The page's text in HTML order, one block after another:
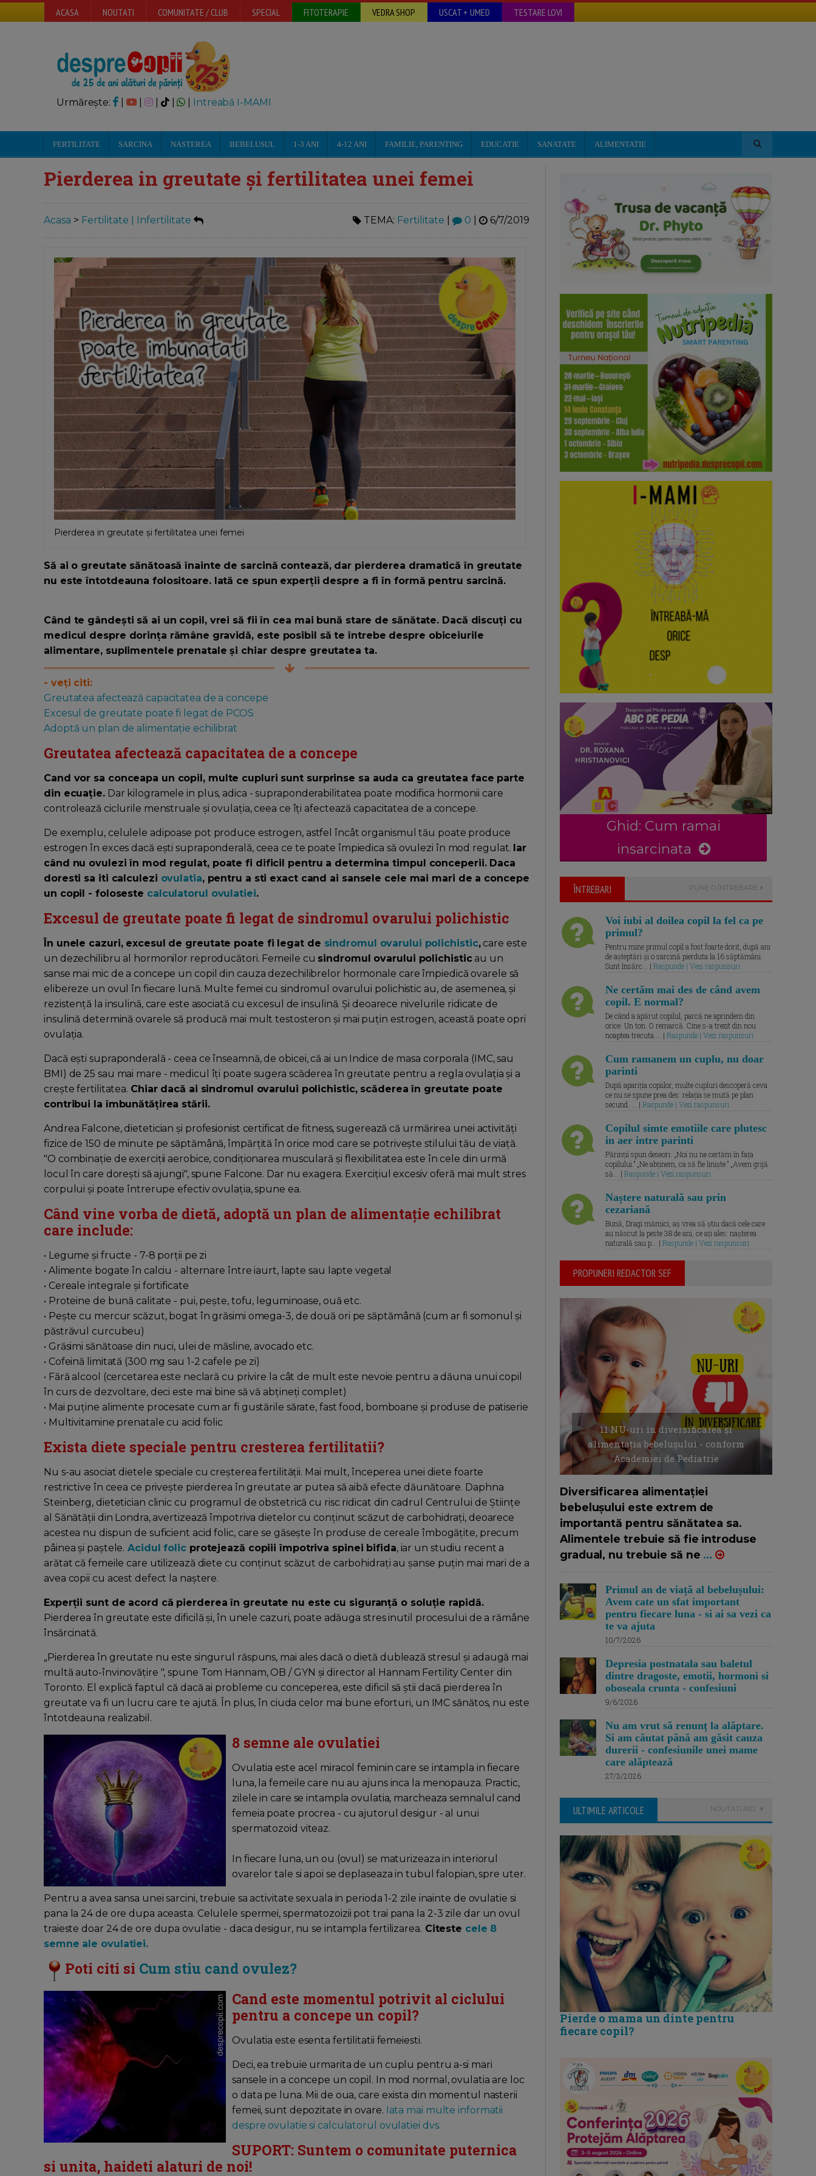
ACASA NOUTATI COMUNITATE / CLUB SPECIAL FITOTERAPIE VEDRA SHOP USCAT + UMED TESTARE LOVI
Urmărește: | | Intreabă I-MAMI
FERTILITATE SARCINA NASTEREA BEBELUSUL 1-3 ANI 4-12 ANI FAMILIE, PARENTING EDUCATIE SANATATE ALIMENTATIE
Pierderea in greutate și fertilitatea unei femei
Acasa > Fertilitate | Infertilitate TEMA: Fertilitate 0 6/7/2019
Pierderea in greutate și fertilitatea unei femei
Să ai o greutate sănătoasă înainte de sarcină contează, dar pierderea dramatică în greutate
nu este întotdeauna folositoare. Iată ce spun experții despre a fi în formă pentru sarcină.
Când te gândești să ai un copil, vrei să fii în cea mai bună stare de sănătate. Dacă discuţi cu
medicul despre dorinţa rămâne gravidă, este posibil să te întrebe despre obiceiurile
alimentare, suplimentele prenatale și chiar despre greutatea ta.
- veţi citi:
Greutatea afectează capacitatea de a concepe
Excesul de greutate poate fi legat de PCOS
Adoptă un plan de alimentație echilibrat
Greutatea afectează capacitatea de a concepe
Cand vor sa conceapa un copil, multe cupluri sunt surprinse sa auda ca greutatea face parte
din ecuație.Dar kilogramele in plus, adica - supraponderabilitatea poate modifica hormonii care
controlează ciclurile menstruale și ovulația, ceea ce îţi afectează capacitatea de a concepe.
De exemplu, celulele adipoase pot produce estrogen, astfel încât organismul tău poate produce
estrogen în exces dacă eşti supraponderală, ceea ce te poate împiedica să ovulezi în mod regulat. Iar
când nu ovulezi în mod regulat, poate fi dificil pentru a determina timpul conceperii. Daca
doresti sa iti calculezi ovulatia, pentru a sti exact cand ai sansele cele mai mari de a concepe
un copil - foloseste calculatorul ovulatiei.
Excesul de greutate poate fi legat de sindromul ovarului polichistic
În unele cazuri, excesul de greutate poate fi legat de sindromul ovarului polichistic,care este
un dezechilibru al hormonilor reproducători. Femeile cu sindromul ovarului polichisticau un
sanse mai mic de a concepe un copil din cauza dezechilibrelor hormonale care împiedică ovarele să
elibereze un ovul în fiecare lună. Multe femei cu sindromul ovarului polichistic au, de asemenea, şi
rezistență la insulină, care este asociată cu excesul de insulină. Și deoarece nivelurile ridicate de
insulină determină ovarele să producă mai mult testosteron și mai puțin estrogen, această poate opri
ovulația.
Dacă eşti supraponderală - ceea ce înseamnă, de obicei, că ai un Indice de masa corporala (IMC, sau
BMI) de 25 sau mai mare - medicul îţi poate sugera scăderea în greutate pentru a regla ovulația și a
crește fertilitatea. Chiar dacă ai sindromul ovarului polichistic, scăderea în greutate poate
contribui la îmbunătățirea stării.
Andrea Falcone, dietetician și profesionist certificat de fitness, sugerează că urmărirea unei activităţi
fizice de 150 de minute pe săptămână, împărțită în orice mod care se potrivește stilului tău de viață.
"O combinație de exerciții aerobice, condiționarea musculară și flexibilitatea este în cele din urmă
locul în care doreşti să ajungi", spune Falcone. Dar nu exagera. Exercițiul excesiv oferă mai mult stres
corpului și poate întrerupe efectiv ovulația, spune ea.
Când vine vorba de dietă, adoptă un plan de alimentație echilibrat
care include:
• Legume și fructe - 7-8 porții pe zi
• Alimente bogate în calciu - alternare între iaurt, lapte sau lapte vegetal
• Cereale integrale și fortificate
• Proteine de bună calitate - pui, pește, tofu, leguminoase, ouă etc.
• Peşte cu mercur scăzut, bogat în grăsimi omega-3, de două ori pe săptămână (cum ar fi somonul și
păstrăvul curcubeu)
• Grăsimi sănătoase din nuci, ulei de măsline, avocado etc.
• Cofeină limitată (300 mg sau 1-2 cafele pe zi)
• Fără alcool (cercetarea este neclară cu privire la cât de mult este nevoie pentru a dăuna unui copil
în curs de dezvoltare, deci este mai bine să vă abțineți complet)
• Mai puține alimente procesate cum ar fi gustările sărate, fast food, bomboane și produse de patiserie
• Multivitamine prenatale cu acid folic
Exista diete speciale pentru cresterea fertilitatii?
Nu s-au asociat dietele speciale cu creșterea fertilității. Mai mult, începerea unei diete foarte
restrictive în ceea ce privește pierderea în greutate ar putea să aibă efecte dăunătoare. Daphna
Steinberg, dietetician clinic cu programul de obstetrică cu risc ridicat din cadrul Centrului de Științe
al Sănătății din Londra, avertizează împotriva dietelor cu conținut scăzut de carbohidrați, deoarece
acestea nu dispun de suficient acid folic, care se găsește în produse de cereale îmbogățite, precum
pâinea și paștele. Acidul folicprotejează copiii împotriva spinei bifida, iar un studiu recent a
arătat că femeile care utilizează diete cu conținut scăzut de carbohidrați au şanse puţin mai mari de a
avea copii cu acest defect la naștere.
Experții sunt de acord că pierderea în greutate nu este cu siguranță o soluție rapidă.
Pierderea în greutate este dificilă și, în unele cazuri, poate adăuga stres inutil procesului de a rămâne
însărcinată.
„Pierderea în greutate nu este singurul răspuns, mai ales dacă o dietă dublează stresul și adaugă mai
multă auto-învinovăţire ", spune Tom Hannam, OB / GYN și director al Hannam Fertility Center din
Toronto. El explică faptul că dacă ai probleme cu conceperea, este dificil să știi dacă pierderea în
greutate va fi un lucru care te ajută. În plus, în ciuda celor mai bune eforturi, un IMC sănătos, nu este
întotdeauna realizabil.
8 semne ale ovulatiei
Ovulatia este acel miracol feminin care se intampla in fiecare
luna, la femeile care nu au ajuns inca la menopauza. Practic,
zilele in care se intampla ovulatia, marcheaza semnalul cand
femeia poate procrea - cu ajutorul desigur - al unui
spermatozoid viteaz.
In fiecare luna, un ou (ovul) se maturizeaza in interiorul
ovarelor tale si apoi se deplaseaza in tubul falopian, spre uter.
Pentru a avea sansa unei sarcini, trebuie sa activitate sexuala in perioda 1-2 zile inainte de ovulatie si
pana la 24 de ore dupa aceasta. Celulele spermei, spermatozoizii pot trai pana la 2-3 zile dar un ovul
traieste doar 24 de ore dupa ovulatie - daca desigur, nu se intampla fertilizarea. Citeste cele 8
semne ale ovulatiei.
Poti citi si Cum stiu cand ovulez?
Cand este momentul potrivit al ciclului
pentru a concepe un copil?
Ovulatia este esenta fertilitatii femeiesti.
Deci, ea trebuie urmarita de un cuplu pentru a-si mari
sansele in a concepe un copil. In mod normal, ovulatia are loc
o data pe luna. Mii de oua, care exista din momentul nasterii
femeii, sunt depozitate in ovare. Iata mai multe informatii
despre ovulatie si calculatorul ovulatiei dvs.
SUPORT: Suntem o comunitate puternica
si unita, haideti alaturi de noi!
Ghid: Cum ramai
insarcinata
ÎNTREBARI PUNE O ÎNTREBARE
Voi iubi al doilea copil la fel ca pe
primul?
Pentru mine primul copil a fost foarte dorit, după ani
de așteptări și o sarcină pierduta la 16 săptămâni.
Sunt însărc... | Raspunde | Vezi raspunsuri
Ne certăm mai des de când avem
copil. E normal?
De când a apărut copilul, parcă ne aprindem din
orice. Un ton. O remarcă. Cine s-a trezit din nou
noaptea trecuta.... | Raspunde | Vezi raspunsuri
Cum ramanem un cuplu, nu doar
parinti
După apariția copiilor, multe cupluri descoperă ceva
ce nu se spune prea des: relația se mută pe plan
secund. ... | Raspunde | Vezi raspunsuri
Copilul simte emotiile care plutesc
in aer intre parinti
Părinții spun deseori: „Noi nu ne certăm în fața
copilului.” „Ne abținem, ca să fie liniște.” „Avem grijă
să... | Raspunde | Vezi raspunsuri
Naștere naturală sau prin
cezariană
Bună, Dragi mămici, aș vrea să știu dacă cele care
au născut la peste 38 de ani, ce ați ales: nașterea
naturală sau p... | Raspunde | Vezi raspunsuri
PROPUNERI REDACTOR SEF
11 NU-uri in diversificarea și
alimentația bebelușului - conform
Academiei de Pediatrie
Diversificarea alimentației
bebelușului este extrem de
importantă pentru sănătatea sa.
Alimentele trebuie să fie introduse
gradual, nu trebuie să ne ...
Primul an de viață al bebelușului:
Avem cate un sfat important
pentru fiecare luna - si ai sa vezi ca
te va ajuta
10/7/2026
Depresia postnatala sau baletul
dintre dragoste, emotii, hormoni si
oboseala crunta - confesiuni
9/6/2026
Nu am vrut să renunț la alăptare.
Si am căutat până am găsit cauza
durerii - confesiunile unei mame
care alăptează
27/3/2026
ULTIMILE ARTICOLE NOUTATI AICI
Pierde o mama un dinte pentru
fiecare copil?